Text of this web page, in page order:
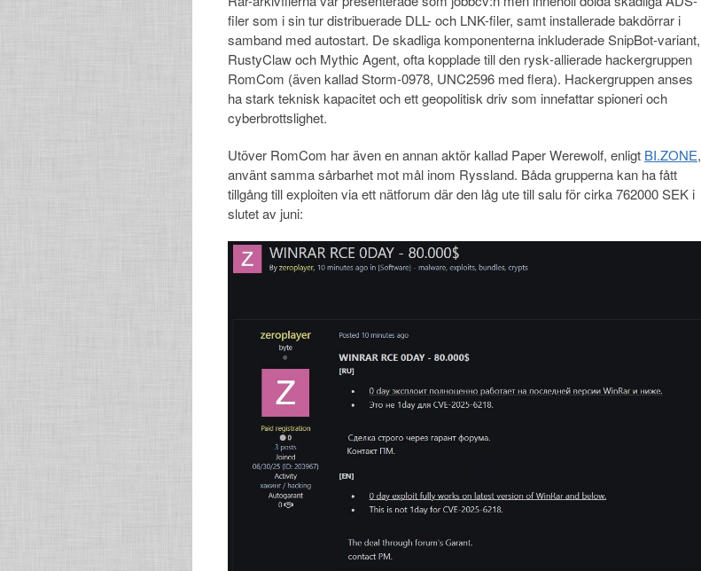
filer som i sin tur distribuerade DLL- och LNK-filer, samt installerade bakdörrar i
samband med autostart. De skadliga komponenterna inkluderade SnipBot‑variant,
RustyClaw och Mythic Agent, ofta kopplade till den rysk‑allierade hackergruppen
RomCom (även kallad Storm‑0978, UNC2596 med flera). Hackergruppen anses
ha stark teknisk kapacitet och ett geopolitisk driv som innefattar spioneri och
cyberbrottslighet.
Utöver RomCom har även en annan aktör kallad Paper Werewolf, enligt BI.ZONE,
använt samma sårbarhet mot mål inom Ryssland. Båda grupperna kan ha fått
tillgång till exploiten via ett nätforum där den låg ute till salu för cirka 762000 SEK i
slutet av juni: